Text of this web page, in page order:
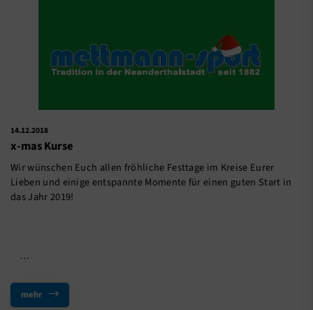
14.12.2018
x-mas Kurse
Wir wünschen Euch allen fröhliche Festtage im Kreise Eurer
Lieben und einige entspannte Momente für einen guten Start in
das Jahr 2019!
…
mehr